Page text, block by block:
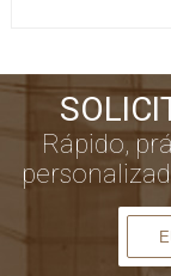
Rápido,